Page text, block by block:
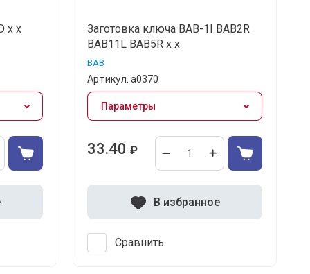
x x
Заготовка ключа BAB-1I BAB2R
BAB11L BAB5R x x
BAB
Артикул: а0370
Параметры
33.40 ₽
Сравнить
В избранное